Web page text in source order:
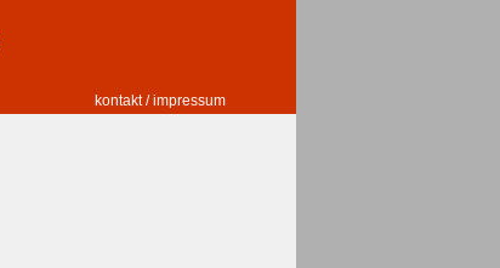
kontakt / impressum